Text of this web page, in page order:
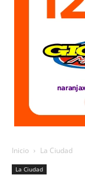
Inicio La Ciudad
La Ciudad